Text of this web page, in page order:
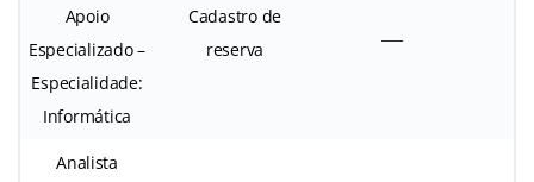
Apoio
Especializado –
Especialidade:
Informática
Cadastro de
reserva
Analista